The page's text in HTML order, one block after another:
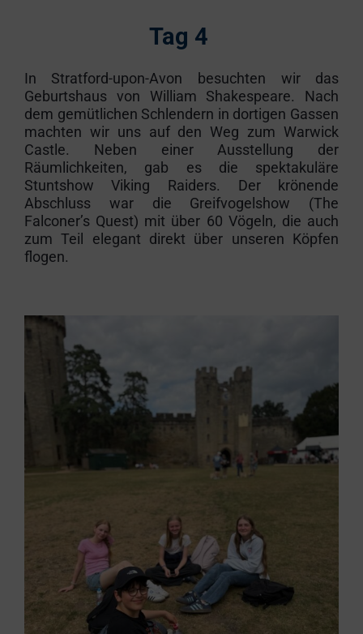
Tag 4
In Stratford-upon-Avon besuchten wir das
Geburtshaus von William Shakespeare. Nach
dem gemütlichen Schlendern in dortigen Gassen
machten wir uns auf den Weg zum Warwick
Castle. Neben einer Ausstellung der
Räumlichkeiten, gab es die spektakuläre
Stuntshow Viking Raiders. Der krönende
Abschluss war die Greifvogelshow (The
Falconer’s Quest) mit über 60 Vögeln, die auch
zum Teil elegant direkt über unseren Köpfen
flogen.